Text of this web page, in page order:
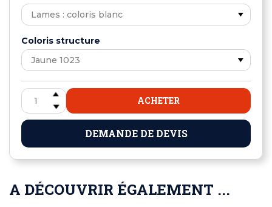
Coloris structure
ACHETER
DEMANDE DE DEVIS
A DÉCOUVRIR ÉGALEMENT ...